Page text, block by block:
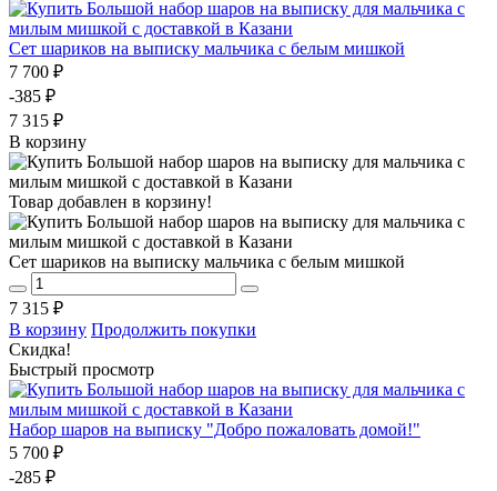
Сет шариков на выписку мальчика с белым мишкой
7 700 ₽
-385 ₽
7 315 ₽
В корзину
Товар добавлен в корзину!
Сет шариков на выписку мальчика с белым мишкой
7 315 ₽
В корзину Продолжить покупки
Скидка!
Быстрый просмотр
Набор шаров на выписку "Добро пожаловать домой!"
5 700 ₽
-285 ₽